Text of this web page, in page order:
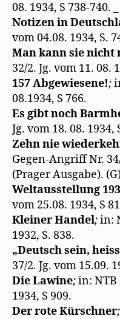
08. 1934, S 738-740. _
Notizen in
vom 04.08. 1934, S.
Man kann sie
32/2. Jg. vom 11. 08.
157 Abgewiesene!;
08.1934, S 766.
Es gibt noch
Jg. vom 18. 08. 1934,
Zehn nie
Gegen-Angriff Nr.
(Prager Ausgabe).
Weltausstellung
vom 25.08. 1934, S
Kleiner Handel;in:
1932, S. 838.
„Deutsch sein,
37/2. Jg. vom 15.09.
Die Lawine;in: NTB
1934, S 909.
Der rote Kürschner;